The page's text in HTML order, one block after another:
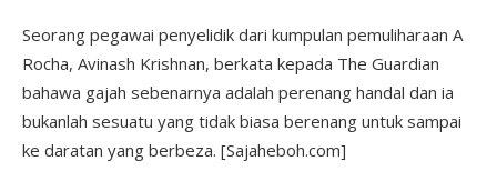
Seorang pegawai penyelidik dari kumpulan pemuliharaan A
Rocha, Avinash Krishnan, berkata kepada The Guardian
bahawa gajah sebenarnya adalah perenang handal dan ia
bukanlah sesuatu yang tidak biasa berenang untuk sampai
ke daratan yang berbeza. [Sajaheboh.com]